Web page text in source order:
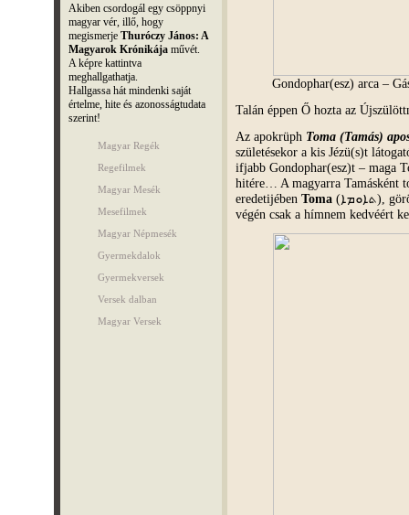
Akiben csordogál egy csöppnyi
magyar vér, illő, hogy
megismerjeThuróczy János: A
Magyarok Krónikája művét.
A képre kattintva
meghallgathatja.
Hallgassa hát mindenki saját
értelme, hite és azonosságtudata
szerint!
Magyar Regék
Regefilmek
Magyar Mesék
Mesefilmek
Magyar Népmesék
Gyermekdalok
Gyermekversek
Versek dalban
Magyar Versek
Gondophar(esz) arca –
Talán éppen Ő hozta az
Az apokrüph Toma (Tamás)
születésekor a kis Jézü(s)t
ifjabb Gondophar(esz)t – maga
hitére… A magyarra Tamásként
eredetijébenToma (ܬܐܘܡܐ)‎, görögül meg Thómasz (Θωμᾶς), ahol az „sz” a
végén csak a hímnem kedvéért